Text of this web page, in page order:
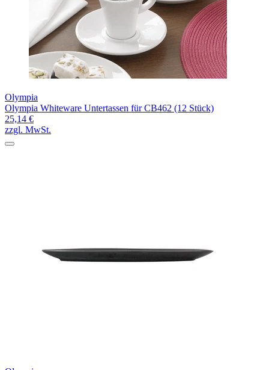
Olympia
Olympia Whiteware Untertassen für CB462 (12 Stück)
25,14 €
zzgl. MwSt.